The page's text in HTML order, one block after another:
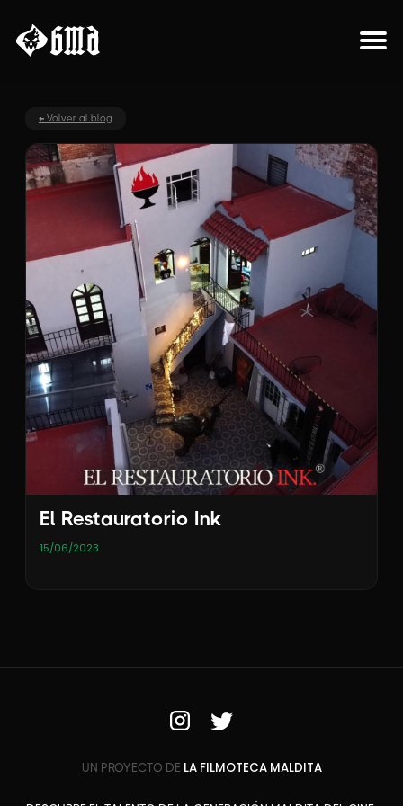
← Volver al blog
El Restauratorio Ink
15/06/2023
UN PROYECTO DE LA FILMOTECA MALDITA